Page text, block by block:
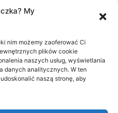
My
nim możemy zaoferować Ci
plików cookie
naszych usług, wyświetlania
danych analitycznych. W ten
naszą stronę, aby
Napisz do